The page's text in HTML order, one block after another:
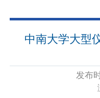
中南大学大型
发布